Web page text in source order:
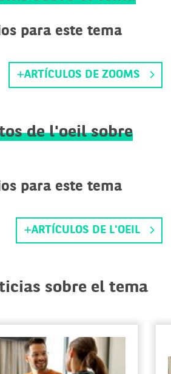
para este tema
ARTÍCULOS DE ZOOMS
de l'oeil sobre
para este tema
ARTÍCULOS DE L'OEIL
sobre el tema